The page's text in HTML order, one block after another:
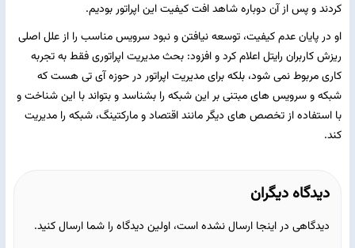
کردند و پس از آن دوباره شاهد افت کیفیت این اپراتور بودیم.
او در پایان عدم کیفیت، توسعه نیافتن و نبود سرویس مناسب را از علل اصلی
ریزش کاربران رایتل اعلام کرد و افزود: بحث مدیریت اپراتوری فقط به تجربه
کاری مربوط نمی شود، بلکه برای مدیریت اپراتور در حوزه آی تی هست که
شبکه و سرویس های مبتنی بر این شبکه را بشناسد و بتواند با این شناخت و
با استفاده از تخصص های دیگر مانند اقتصاد و مارکتینگ، شبکه را مدیریت
کند.
دیدگاه دیگران
دیدگاهی در اینجا ارسال نشده است، اولین دیدگاه را شما ارسال کنید.